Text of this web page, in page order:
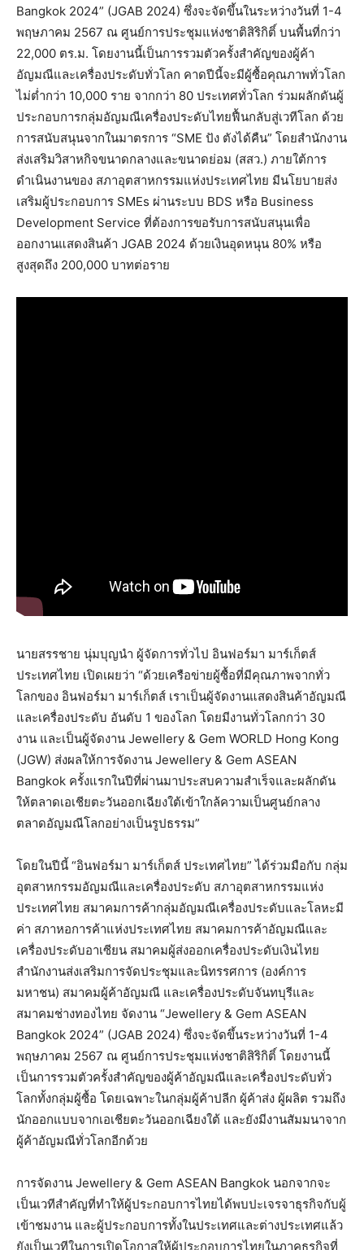
Bangkok 2024” (JGAB 2024) ซึ่งจะจัดขึ้นในระหว่างวันที่ 1-4
พฤษภาคม 2567 ณ ศูนย์การประชุมแห่งชาติสิริกิติ์ บนพื้นที่กว่า
22,000 ตร.ม. โดยงานนี้เป็นการรวมตัวครั้งสำคัญของผู้ค้า
อัญมณีและเครื่องประดับทั่วโลก คาดปีนี้จะมีผู้ซื้อคุณภาพทั่วโลก
ไม่ต่ำกว่า 10,000 ราย จากกว่า 80 ประเทศทั่วโลก ร่วมผลักดันผู้
ประกอบการกลุ่มอัญมณีเครื่องประดับไทยฟื้นกลับสู่เวทีโลก ด้วย
การสนับสนุนจากในมาตรการ “SME ปัง ตังได้คืน” โดยสำนักงาน
ส่งเสริมวิสาหกิจขนาดกลางและขนาดย่อม (สสว.) ภายใต้การ
ดำเนินงานของ สภาอุตสาหกรรมแห่งประเทศไทย มีนโยบายส่ง
เสริมผู้ประกอบการ SMEs ผ่านระบบ BDS หรือ Business
Development Service ที่ต้องการขอรับการสนับสนุนเพื่อ
ออกงานแสดงสินค้า JGAB 2024 ด้วยเงินอุดหนุน 80% หรือ
สูงสุดถึง 200,000 บาทต่อราย
นายสรรชาย นุ่มบุญนำ ผู้จัดการทั่วไป อินฟอร์มา มาร์เก็ตส์
ประเทศไทย เปิดเผยว่า “ด้วยเครือข่ายผู้ซื้อที่มีคุณภาพจากทั่ว
โลกของ อินฟอร์มา มาร์เก็ตส์ เราเป็นผู้จัดงานแสดงสินค้าอัญมณี
และเครื่องประดับ อันดับ 1 ของโลก โดยมีงานทั่วโลกกว่า 30
งาน และเป็นผู้จัดงาน Jewellery & Gem WORLD Hong Kong
(JGW) ส่งผลให้การจัดงาน Jewellery & Gem ASEAN
Bangkok ครั้งแรกในปีที่ผ่านมาประสบความสำเร็จและผลักดัน
ให้ตลาดเอเชียตะวันออกเฉียงใต้เข้าใกล้ความเป็นศูนย์กลาง
ตลาดอัญมณีโลกอย่างเป็นรูปธรรม”
โดยในปีนี้ “อินฟอร์มา มาร์เก็ตส์ ประเทศไทย” ได้ร่วมมือกับ กลุ่ม
อุตสาหกรรมอัญมณีและเครื่องประดับ สภาอุตสาหกรรมแห่ง
ประเทศไทย สมาคมการค้ากลุ่มอัญมณีเครื่องประดับและโลหะมี
ค่า สภาหอการค้าแห่งประเทศไทย สมาคมการค้าอัญมณีและ
เครื่องประดับอาเซียน สมาคมผู้ส่งออกเครื่องประดับเงินไทย
สำนักงานส่งเสริมการจัดประชุมและนิทรรศการ (องค์การ
มหาชน) สมาคมผู้ค้าอัญมณี และเครื่องประดับจันทบุรีและ
สมาคมช่างทองไทย จัดงาน “Jewellery & Gem ASEAN
Bangkok 2024” (JGAB 2024) ซึ่งจะจัดขึ้นระหว่างวันที่ 1-4
พฤษภาคม 2567 ณ ศูนย์การประชุมแห่งชาติสิริกิติ์ โดยงานนี้
เป็นการรวมตัวครั้งสำคัญของผู้ค้าอัญมณีและเครื่องประดับทั่ว
โลกทั้งกลุ่มผู้ซื้อ โดยเฉพาะในกลุ่มผู้ค้าปลีก ผู้ค้าส่ง ผู้ผลิต รวมถึง
นักออกแบบจากเอเชียตะวันออกเฉียงใต้ และยังมีงานสัมมนาจาก
ผู้ค้าอัญมณีทั่วโลกอีกด้วย
การจัดงาน Jewellery & Gem ASEAN Bangkok นอกจากจะ
เป็นเวทีสำคัญที่ทำให้ผู้ประกอบการไทยได้พบปะเจรจาธุรกิจกับผู้
เข้าชมงาน และผู้ประกอบการทั้งในประเทศและต่างประเทศแล้ว
ยังเป็นเวทีในการเปิดโอกาสให้ผู้ประกอบการไทยในภาคธุรกิจที่